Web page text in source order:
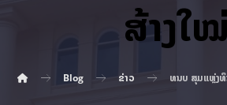
ສ້າງໃໝ່
Blog ຂ່າວ ທນບ ສຸມແຫຼ່ງທຶ